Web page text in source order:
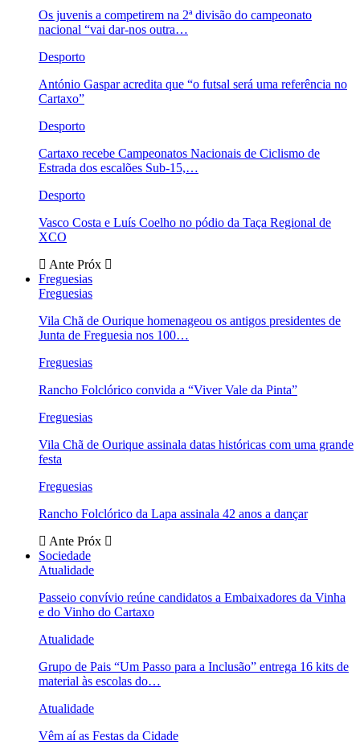
Os juvenis a competirem na 2ª divisão do campeonato
nacional “vai dar-nos outra…
Desporto
António Gaspar acredita que “o futsal será uma referência no
Cartaxo”
Desporto
Cartaxo recebe Campeonatos Nacionais de Ciclismo de
Estrada dos escalões Sub-15,…
Desporto
Vasco Costa e Luís Coelho no pódio da Taça Regional de
XCO
Ante Próx
Freguesias
Freguesias
Vila Chã de Ourique homenageou os antigos presidentes de
Junta de Freguesia nos 100…
Freguesias
Rancho Folclórico convida a “Viver Vale da Pinta”
Freguesias
Vila Chã de Ourique assinala datas históricas com uma grande
festa
Freguesias
Rancho Folclórico da Lapa assinala 42 anos a dançar
Ante Próx
Sociedade
Atualidade
Passeio convívio reúne candidatos a Embaixadores da Vinha
e do Vinho do Cartaxo
Atualidade
Grupo de Pais “Um Passo para a Inclusão” entrega 16 kits de
material às escolas do…
Atualidade
Vêm aí as Festas da Cidade